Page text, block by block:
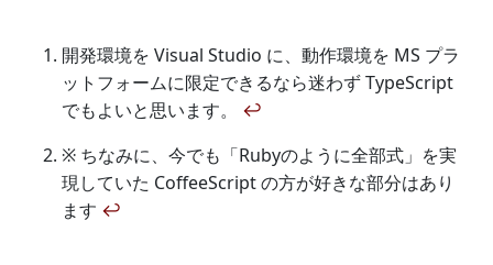
開発環境を Visual Studio に、動作環境を MS プラ
ットフォームに限定できるなら迷わず TypeScript
でもよいと思います。 ↩
※ ちなみに、今でも「Rubyのように全部式」を実
現していた CoffeeScript の方が好きな部分はあり
ます ↩